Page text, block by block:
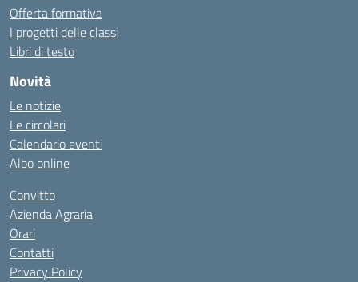
Offerta formativa
I progetti delle classi
Libri di testo
Novità
Le notizie
Le circolari
Calendario eventi
Albo online
Convitto
Azienda Agraria
Orari
Contatti
Privacy Policy